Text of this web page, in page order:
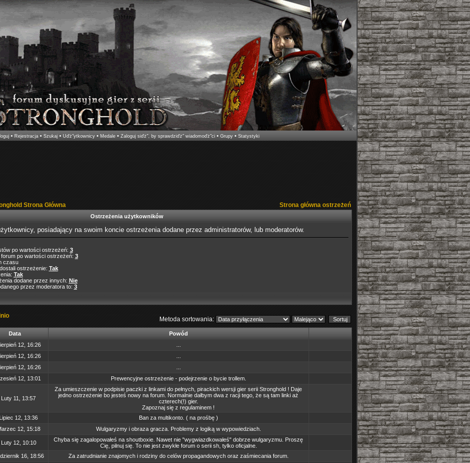
• Rejestracja • Szukaj • Uďż˝ytkownicy • Medale • Zaloguj siďż˝, by sprawdziďż˝ wiadomoďż˝ci • Grupy • Statystyki
Strona Główna Strona główna ostrzeżeń
Ostrzeżenia użytkowników
posiadający na swoim koncie ostrzeżenia dodane przez administratorów, lub moderatorów.
po wartości ostrzeżeń: 3
po wartości ostrzeżeń: 3
czasu
ostrzeżenie: Tak
Tak
dodane przez innych: Nie
przez moderatora to: 3
Metoda sortowania:
Data Powód
12, 16:26
12, 16:26
12, 16:26
12, 13:01 Prewencyjne ostrzeżenie - podejrzenie o bycie trollem.
Luty 11, 13:57
Za umieszczenie w podpisie paczki z linkami do pełnych, pirackich wersji gier serii Stronghold ! Daje
jedno ostrzeżenie bo jesteś nowy na forum. Normalnie dałbym dwa z racji tego, że są tam linki aż
czterech(!) gier.
Zapoznaj się z regulaminem !
12, 13:36 Ban za multikonto. ( na prośbę )
12, 15:18 Wulgaryzmy i obraza gracza. Problemy z logiką w wypowiedziach.
Luty 12, 10:10
Chyba się zagalopowałeś na shoutboxie. Nawet nie "wygwiazdkowałeś" dobrze wulgaryzmu. Proszę
Cię, pilnuj się. To nie jest zwykłe forum o serii sh, tylko oficjalne.
16, 18:56 Za zatrudnianie znajomych i rodziny do celów propagandowych oraz zaśmiecania forum.